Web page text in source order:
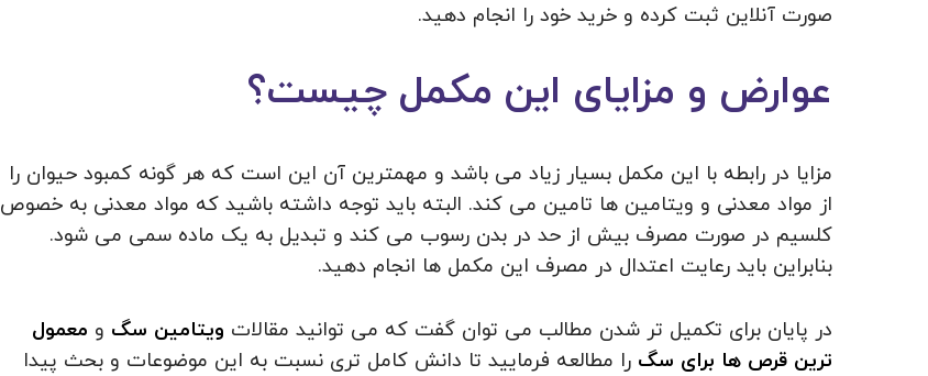
صورت آنلاین ثبت کرده و خرید خود را انجام دهید.
عوارض و مزایای این مکمل چیست؟
مزایا در رابطه با این مکمل بسیار زیاد می باشد و مهمترین آن این است که هر گونه کمبود حیوان را
از مواد معدنی و ویتامین ها تامین می کند. البته باید توجه داشته باشید که مواد معدنی به خصوص
کلسیم در صورت مصرف بیش از حد در بدن رسوب می کند و تبدیل به یک ماده سمی می شود.
بنابراین باید رعایت اعتدال در مصرف این مکمل ها انجام دهید.
در پایان برای تکمیل تر شدن مطالب می توان گفت که می توانید مقالات ویتامین سگ و معمول
ترین قرص ها برای سگ را مطالعه فرمایید تا دانش کامل تری نسبت به این موضوعات و بحث پیدا